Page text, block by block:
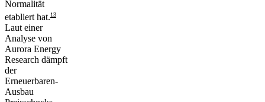
Normalität
etabliert hat.13
Laut einer
Analyse von
Aurora Energy
Research dämpft
der
Erneuerbaren-
Ausbau